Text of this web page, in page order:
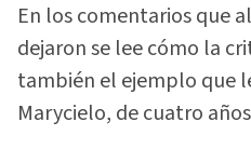
En los comentarios que
dejaron se lee cómo la
también el ejemplo que
Marycielo, de cuatro